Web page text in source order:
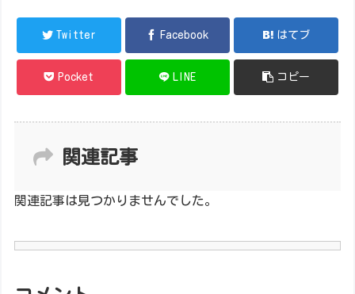
Twitter Facebook はてブ
Pocket LINE コピー
関連記事
関連記事は見つかりませんでした。